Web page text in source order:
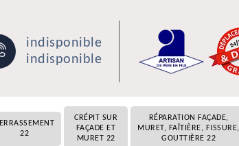
indisponible
indisponible
22
CRÉPIT SUR
FAÇADE ET
MURET 22
RÉPARATION FAÇADE,
MURET, FAÎTIÈRE, FISSURE,
GOUTTIÈRE 22